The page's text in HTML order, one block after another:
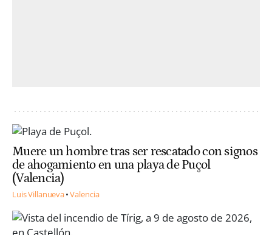
Muere un hombre tras ser rescatado con signos
de ahogamiento en una playa de Puçol
(Valencia)
Luis Villanueva Valencia